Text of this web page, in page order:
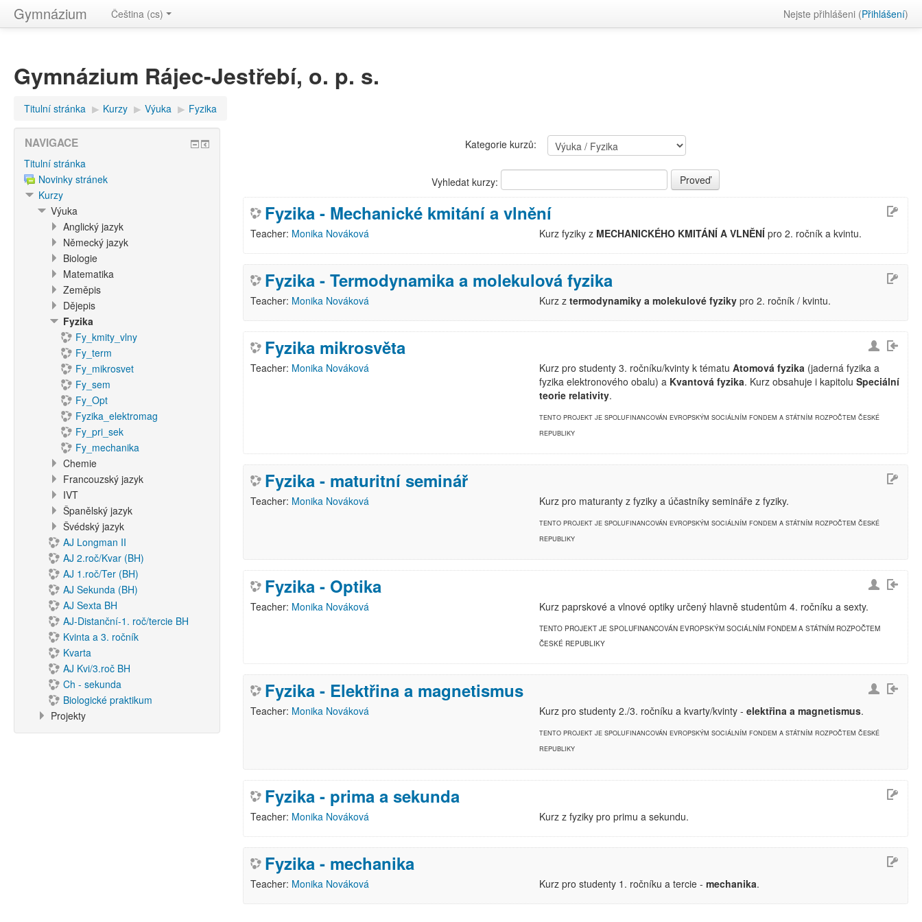
Gymnázium Nejste přihlášeni (Přihlášení)
Čeština ‎(cs)‎
Gymnázium Rájec-Jestřebí, o. p. s.
Titulní stránka ▶︎ Kurzy ▶︎ Výuka ▶︎ Fyzika
Kategorie kurzů:
Vyhledat kurzy:
Fyzika - Mechanické kmitání a vlnění
Kurz fyziky z MECHANICKÉHO KMITÁNÍ A VLNĚNÍ pro 2. ročník a kvintu.
Teacher: Monika Nováková
Fyzika - Termodynamika a molekulová fyzika
Kurz ztermodynamiky a molekulové fyziky pro 2. ročník / kvintu.
Teacher: Monika Nováková
Fyzika mikrosvěta
Kurz pro studenty 3. ročníku/kvinty k tématuAtomová fyzika (jaderná fyzika a
fyzika elektronového obalu) a Kvantová fyzika. Kurz obsahuje i kapitoluSpeciální
teorie relativity.
TENTO PROJEKT JE SPOLUFINANCOVÁN EVROPSKÝM SOCIÁLNÍM FONDEM A STÁTNÍM ROZPOČTEM ČESKÉ
REPUBLIKY
Teacher: Monika Nováková
Fyzika - maturitní seminář
Kurz pro maturanty z fyziky a účastníky semináře z fyziky.
TENTO PROJEKT JE SPOLUFINANCOVÁN EVROPSKÝM SOCIÁLNÍM FONDEM A STÁTNÍM ROZPOČTEM ČESKÉ
REPUBLIKY
Teacher: Monika Nováková
Fyzika - Optika
Kurz paprskové a vlnové optiky určený hlavně studentům 4. ročníku a sexty.
TENTO PROJEKT JE SPOLUFINANCOVÁN EVROPSKÝM SOCIÁLNÍM FONDEM A STÁTNÍM ROZPOČTEM
ČESKÉ REPUBLIKY
Teacher: Monika Nováková
Fyzika - Elektřina a magnetismus
Kurz pro studenty 2./3. ročníku a kvarty/kvinty -elektřina a magnetismus.
TENTO PROJEKT JE SPOLUFINANCOVÁN EVROPSKÝM SOCIÁLNÍM FONDEM A STÁTNÍM ROZPOČTEM ČESKÉ
REPUBLIKY
Teacher: Monika Nováková
Fyzika - prima a sekunda
Kurz z fyziky pro primu a sekundu.
Teacher: Monika Nováková
Fyzika - mechanika
Kurz pro studenty 1. ročníku a tercie -mechanika.
Teacher: Monika Nováková
NAVIGACE
Titulní stránka
Novinky stránek
Kurzy
Výuka
Anglický jazyk
Německý jazyk
Biologie
Matematika
Zeměpis
Dějepis
Fyzika
Fy_kmity_vlny
Fy_term
Fy_mikrosvet
Fy_sem
Fy_Opt
Fyzika_elektromag
Fy_pri_sek
Fy_mechanika
Chemie
Francouzský jazyk
IVT
Španělský jazyk
Švédský jazyk
AJ Longman II
AJ 2.roč/Kvar (BH)
AJ 1.roč/Ter (BH)
AJ Sekunda (BH)
AJ Sexta BH
AJ-Distanční-1. roč/tercie BH
Kvinta a 3. ročník
Kvarta
AJ Kvi/3.roč BH
Ch - sekunda
Biologické praktikum
Projekty